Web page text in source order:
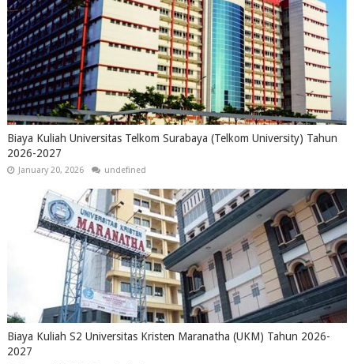
Biaya Kuliah Universitas Telkom Surabaya (Telkom University) Tahun
2026-2027
January 20, 2026 undefined
Biaya Kuliah S2 Universitas Kristen Maranatha (UKM) Tahun 2026-
2027